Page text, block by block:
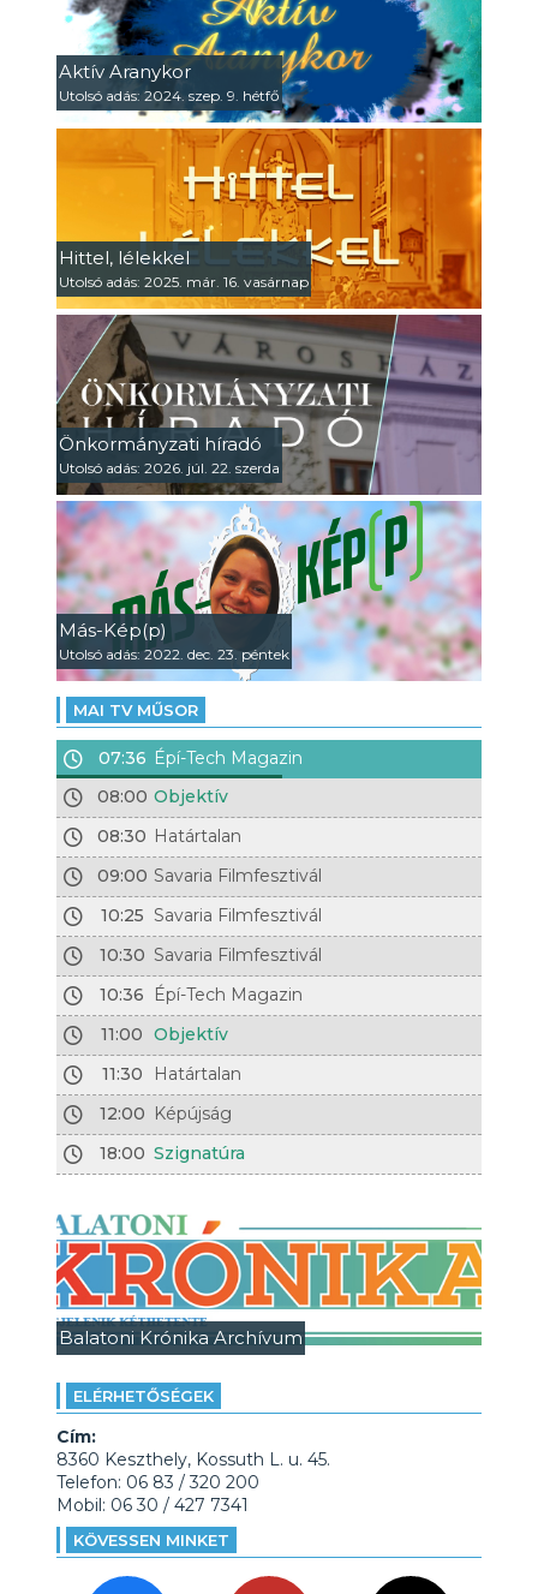
Aktív Aranykor
Utolsó adás: 2024. szep. 9. hétfő
Hittel, lélekkel
Utolsó adás: 2025. már. 16. vasárnap
Önkormányzati híradó
Utolsó adás: 2026. júl. 22. szerda
Más-Kép(p)
Utolsó adás: 2022. dec. 23. péntek
MAI TV MŰSOR
07:36 Épí-Tech Magazin
08:00 Objektív
08:30 Határtalan
09:00 Savaria Filmfesztivál
10:25 Savaria Filmfesztivál
10:30 Savaria Filmfesztivál
10:36
Épí-Tech Magazin
11:00 Objektív
11:30
Határtalan
12:00 Képújság
18:00 Szignatúra
Balatoni Krónika Archívum
ELÉRHETŐSÉGEK
Cím:
8360 Keszthely, Kossuth L. u. 45.
Telefon: 06 83 / 320 200
Mobil: 06 30 / 427 7341
KÖVESSEN MINKET